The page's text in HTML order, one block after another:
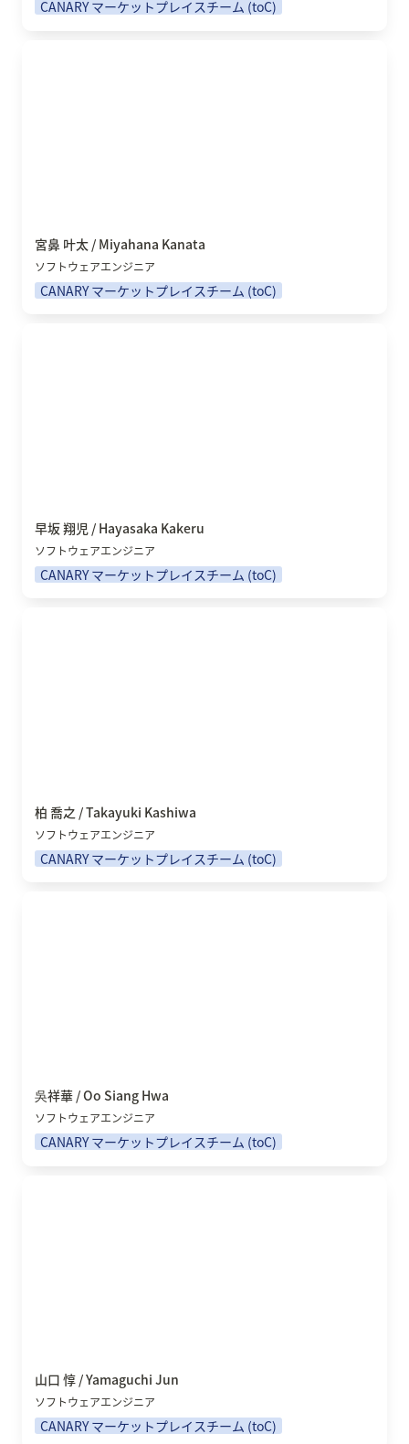
CANARY マーケットプレイスチーム (toC)
宮鼻 叶太 / Miyahana Kanata
ソフトウェアエンジニア
CANARY マーケットプレイスチーム (toC)
早坂 翔児 / Hayasaka Kakeru
ソフトウェアエンジニア
CANARY マーケットプレイスチーム (toC)
柏 喬之 / Takayuki Kashiwa
ソフトウェアエンジニア
CANARY マーケットプレイスチーム (toC)
吳祥華 / Oo Siang Hwa
ソフトウェアエンジニア
CANARY マーケットプレイスチーム (toC)
山口 惇 / Yamaguchi Jun
ソフトウェアエンジニア
CANARY マーケットプレイスチーム (toC)